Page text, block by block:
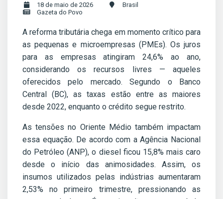
18 de maio de 2026
Brasil
Gazeta do Povo
A reforma tributária chega em momento crítico para
as pequenas e microempresas (PMEs). Os juros
para as empresas atingiram 24,6% ao ano,
considerando os recursos livres — aqueles
oferecidos pelo mercado. Segundo o Banco
Central (BC), as taxas estão entre as maiores
desde 2022, enquanto o crédito segue restrito.
As tensões no Oriente Médio também impactam
essa equação. De acordo com a Agência Nacional
do Petróleo (ANP), o diesel ficou 15,8% mais caro
desde o início das animosidades. Assim, os
insumos utilizados pelas indústrias aumentaram
2,53% no primeiro trimestre, pressionando as